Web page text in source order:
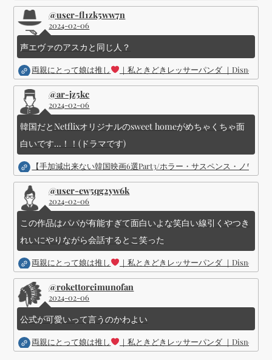
@user-fl1zk5ww7n
2024-02-06
声エヴァのアスカと同じ人？
両親にとって娘は推し ｜私ときどきレッサーパンダ ｜Disney (
@ar-jz5kc
2024-02-06
韓国だとNetflixオリジナルのsweet homeがめちゃくちゃ面
白いです...！！(ドラマです)
【手加減出来ない韓国映画6選Part3/ホラー・サスペンス・ノワー
@user-ew5qg2yw6k
2024-02-06
この作品はパパが有能すぎて面白いよな笑白い線引くやつき
れいにやりながら会話するとこ笑った
両親にとって娘は推し ｜私ときどきレッサーパンダ ｜Disney (
@rokettoreimunofan
2024-02-06
公式が可愛いって言うのかわよい
両親にとって娘は推し ｜私ときどきレッサーパンダ ｜Disney (